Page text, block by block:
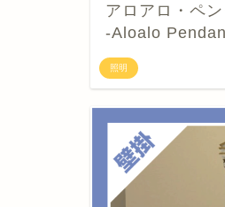
照明
アロアロ・ペ
-Aloalo